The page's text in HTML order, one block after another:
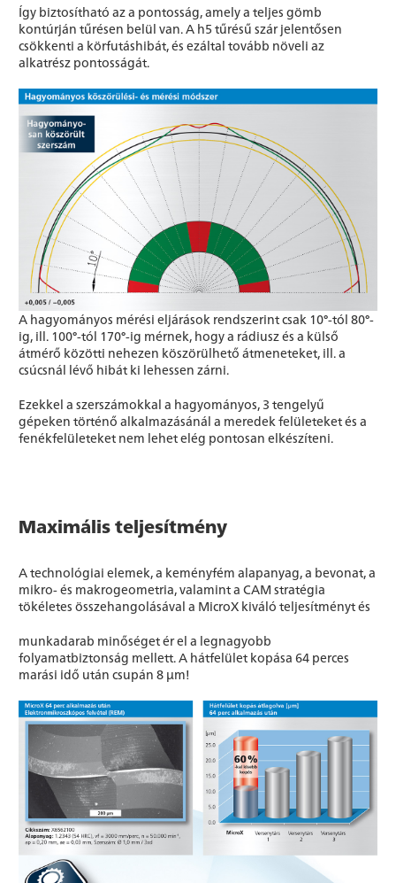
Így biztosítható az a pontosság, amely a teljes gömb
kontúrján tűrésen belül van. A h5 tűrésű szár jelentősen
csökkenti a körfutáshibát, és ezáltal tovább növeli az
alkatrész pontosságát.
A hagyományos mérési eljárások rendszerint csak 10°-tól 80°-
ig, ill. 100°-tól 170°-ig mérnek, hogy a rádiusz és a külső
átmérő közötti nehezen köszörülhető átmeneteket, ill. a
csúcsnál lévő hibát ki lehessen zárni.
Ezekkel a szerszámokkal a hagyományos, 3 tengelyű
gépeken történő alkalmazásánál a meredek felületeket és a
fenékfelületeket nem lehet elég pontosan elkészíteni.
Maximális teljesítmény
A technológiai elemek, a keményfém alapanyag, a bevonat, a
mikro- és makrogeometria, valamint a CAM stratégia
tökéletes összehangolásával a MicroX kiváló teljesítményt és
munkadarab minőséget ér el a legnagyobb
folyamatbiztonság mellett. A hátfelület kopása 64 perces
marási idő után csupán 8 μm!